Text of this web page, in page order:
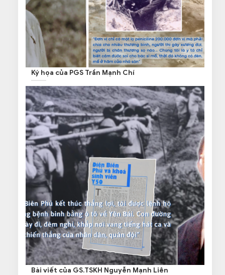
Ký họa của PGS Trần Mạnh Chí
Bài viết của GS.TSKH Nguyễn Mạnh Liên